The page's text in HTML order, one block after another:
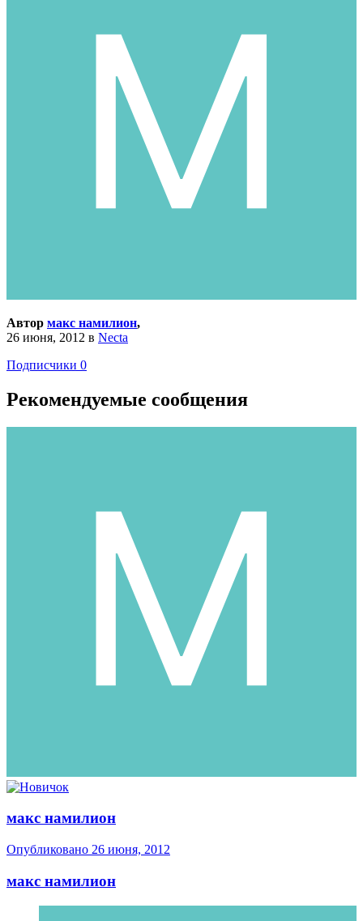
Автор макс намилион,
26 июня, 2012 в Necta
Подписчики 0
Рекомендуемые сообщения
макс намилион
Опубликовано 26 июня, 2012
макс намилион